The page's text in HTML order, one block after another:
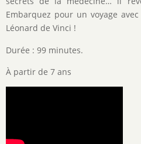
Embarquez pour un voyage
Léonard de Vinci !
Durée : 99 minutes.
À partir de 7 ans